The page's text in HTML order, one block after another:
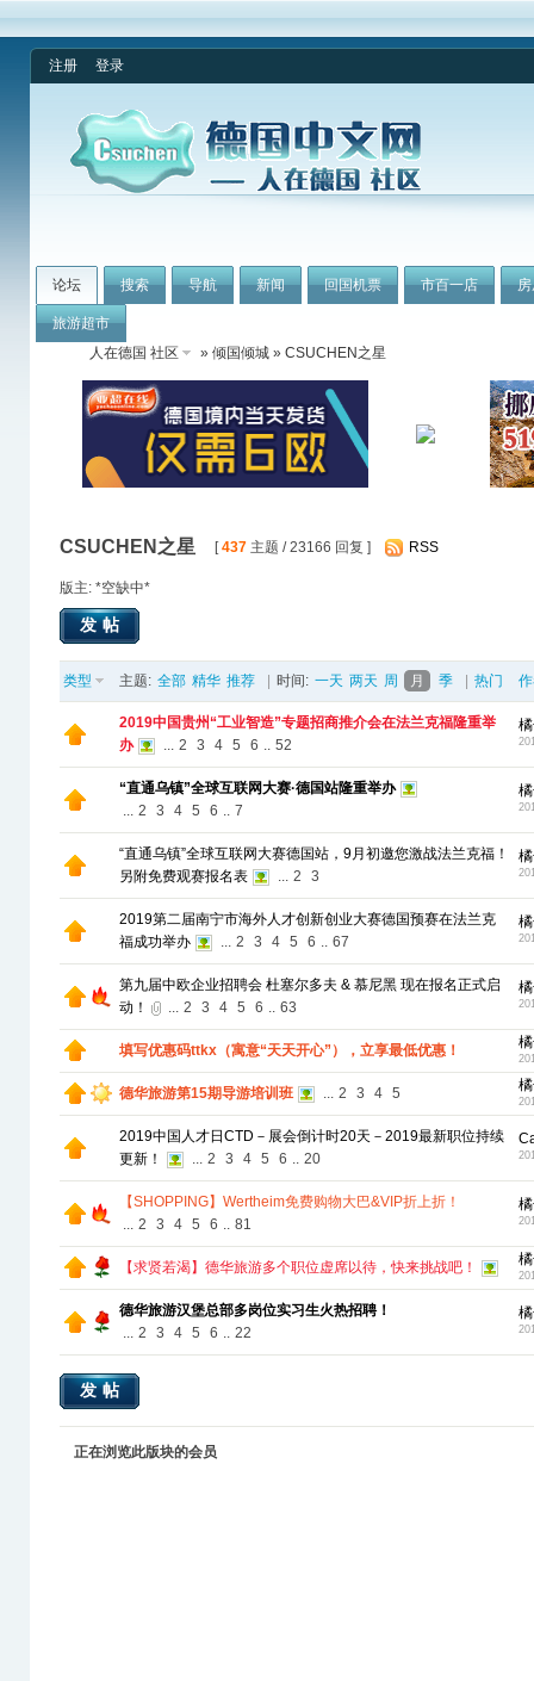
注册 登录
论坛 搜索 导航 新闻 回国机票 市百一店
旅游超市
人在德国 社区
» 倾国倾城 » CSUCHEN之星
CSUCHEN之星 [437 主题 / 23166 回复 ] RSS
版主: *空缺中*
发帖
类型 主题: 全部 精华 推荐 时间: 一天 两天 周 月 季 热门
2019中国贵州“工业智造”专题招商推介会在法兰克福隆重举
办
... 2 3 4 5 6 .. 52
“直通乌镇”全球互联网大赛·德国站隆重举办
... 2 3 4 5 6 .. 7
“直通乌镇”全球互联网大赛德国站，9月初邀您激战法兰克福！
另附免费观赛报名表
... 2 3
2019第二届南宁市海外人才创新创业大赛德国预赛在法兰克
福成功举办
... 2 3 4 5 6 .. 67
第九届中欧企业招聘会 杜塞尔多夫 & 慕尼黑 现在报名正式启
动！
... 2 3 4 5 6 .. 63
填写优惠码ttkx（寓意“天天开心”），立享最低优惠！
德华旅游第15期导游培训班 ... 2 3 4 5
2019中国人才日CTD－展会倒计时20天－2019最新职位持续
更新！
... 2 3 4 5 6 .. 20
【SHOPPING】Wertheim免费购物大巴&VIP折上折！
... 2 3 4 5 6 .. 81
【求贤若渴】德华旅游多个职位虚席以待，快来挑战吧！
德华旅游汉堡总部多岗位实习生火热招聘！
... 2 3 4 5 6 .. 22
发帖
正在浏览此版块的会员